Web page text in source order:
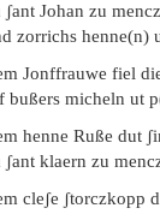
ʃant Johan zu
zorrichs henne(n)
Jonffrauwe fiel
bußers micheln ut
henne Ruße dut
ʃant klaern zu
cleʃe ʃtorczkopp